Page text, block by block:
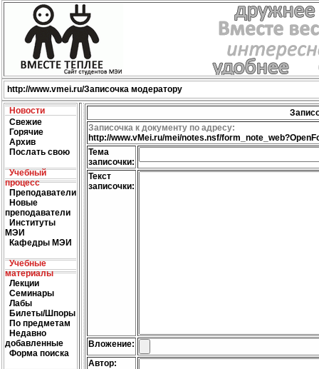
http://www.vmei.ru/Записочка модератору
Новости
Свежие
Горячие
Архив
Послать свою
Учебный
процесс
Преподаватели
Новые
преподаватели
Институты
МЭИ
Кафедры МЭИ
Учебные
материалы
Лекции
Семинары
Лабы
Билеты/Шпоры
По предметам
Недавно
добавленные
Форма поиска
Записочка к документу по адресу:
http://www.vMei.ru/mei/notes.nsf/
Тема
записочки:
Текcт
записочки:
Вложение:
Автор: